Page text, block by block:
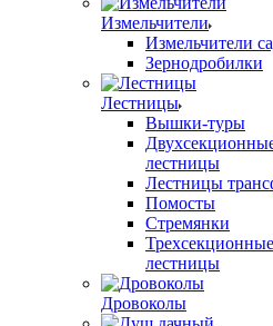
Измельчители
Измельчители
Зернодробилки
Лестницы
Вышки-туры
лестницы
Лестницы
Помосты
Стремянки
Трехсекционные
лестницы
Дровоколы